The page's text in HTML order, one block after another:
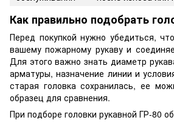
Как правильно подобрать
Перед покупкой нужно убедиться,
вашему пожарному рукаву и
Для этого важно знать диаметр
арматуры, назначение линии и
старая головка сохранилась, ее
образец для сравнения.
При подборе головки рукавной ГР-80